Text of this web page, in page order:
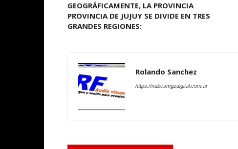
GEOGRÁFICAMENTE, LA PROVINCIA
PROVINCIA DE JUJUY SE DIVIDE EN TRES
GRANDES REGIONES:
Rolando Sanchez
https://nubesmgzdigital.com.ar